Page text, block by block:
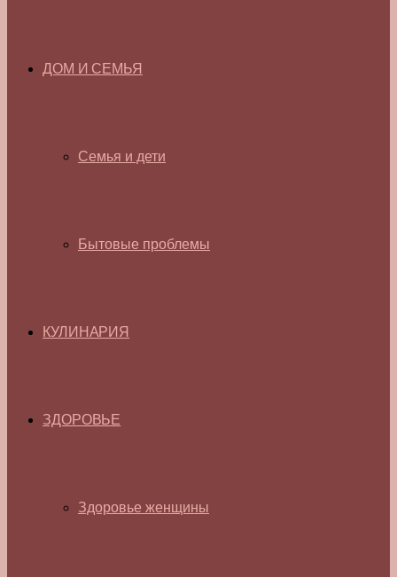
ДОМ И СЕМЬЯ
Семья и дети
Бытовые проблемы
КУЛИНАРИЯ
ЗДОРОВЬЕ
Здоровье женщины